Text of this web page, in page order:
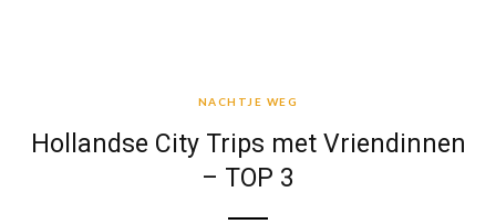
NACHTJE WEG
Hollandse City Trips met Vriendinnen
– TOP 3